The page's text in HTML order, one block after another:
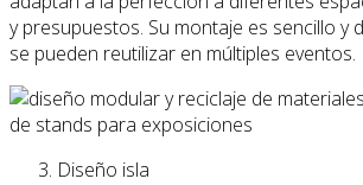
y presupuestos. Su montaje es sencillo y
se pueden reutilizar en múltiples eventos.
Diseño isla